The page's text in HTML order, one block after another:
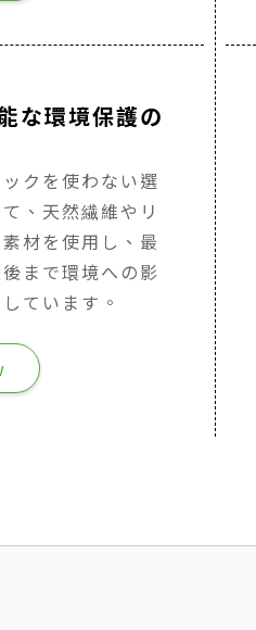
な環境保護の
クを使わない選
、天然繊維やリ
材を使用し、最
まで環境への影
ています。